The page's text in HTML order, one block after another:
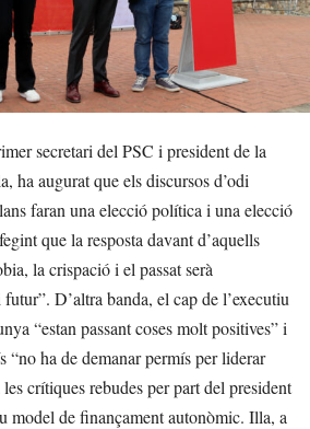
secretari del PSC i president de la
ha augurat que els discursos d’odi
faran una elecció política i una elecció
que la resposta davant d’aquells
la crispació i el passat serà
D’altra banda, el cap de l’executiu
“estan passant coses molt positives” i
“no ha de demanar permís per liderar
crítiques rebudes per part del president
model de finançament autonòmic. Illa, a